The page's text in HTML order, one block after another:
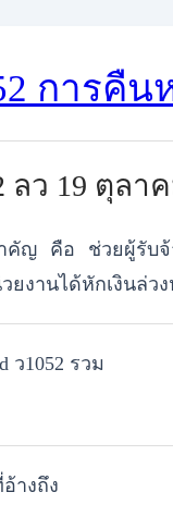
การคื
ลว 19 ตุล
ำคัญ คือ ช่วยผู้รับ
ยงานได้หักเงินล่ว
ว1052 รวม
างถึง